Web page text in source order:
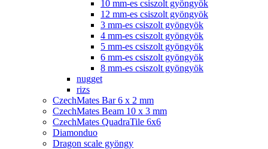
10 mm-es csiszolt gyöngyök
12 mm-es csiszolt gyöngyök
3 mm-es csiszolt gyöngyök
4 mm-es csiszolt gyöngyök
5 mm-es csiszolt gyöngyök
6 mm-es csiszolt gyöngyök
8 mm-es csiszolt gyöngyök
nugget
rizs
CzechMates Bar 6 x 2 mm
CzechMates Beam 10 x 3 mm
CzechMates QuadraTile 6x6
Diamonduo
Dragon scale gyöngy